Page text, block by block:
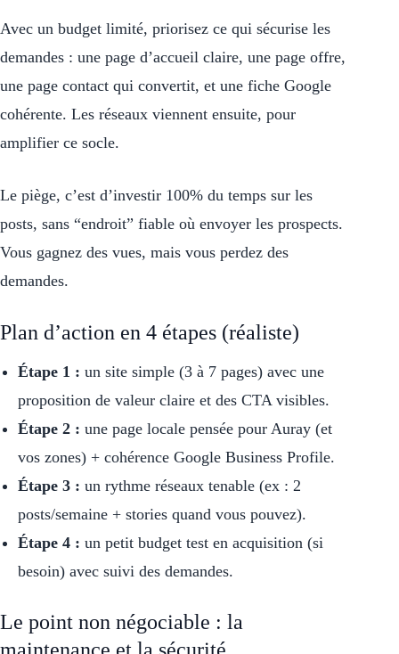
Avec un budget limité, priorisez ce qui sécurise les
demandes : une page d’accueil claire, une page offre,
une page contact qui convertit, et une fiche Google
cohérente. Les réseaux viennent ensuite, pour
amplifier ce socle.
Le piège, c’est d’investir 100% du temps sur les
posts, sans “endroit” fiable où envoyer les prospects.
Vous gagnez des vues, mais vous perdez des
demandes.
Plan d’action en 4 étapes (réaliste)
Étape 1 : un site simple (3 à 7 pages) avec une
proposition de valeur claire et des CTA visibles.
Étape 2 : une page locale pensée pour Auray (et
vos zones) + cohérence Google Business Profile.
Étape 3 : un rythme réseaux tenable (ex : 2
posts/semaine + stories quand vous pouvez).
Étape 4 : un petit budget test en acquisition (si
besoin) avec suivi des demandes.
Le point non négociable : la